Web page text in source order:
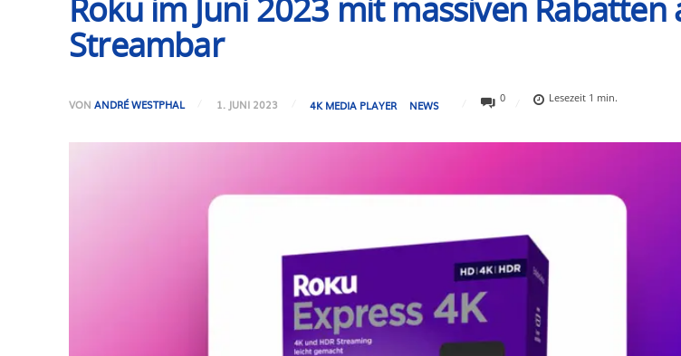
Roku im Juni 2023 mit massiven
Streambar
VON ANDRÉ WESTPHAL 1. JUNI 2023 4K MEDIA PLAYER NEWS
0 Lesezeit 1 min.